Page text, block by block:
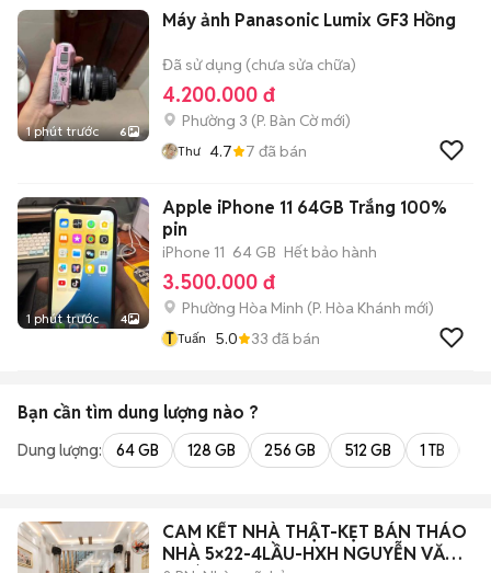
1 phút trước 6
Máy ảnh Panasonic Lumix GF3 Hồng
Đã sử dụng (chưa sửa chữa)
4.200.000 đ
Phường 3 (P. Bàn Cờmới)
Thư 4.7 7 đã bán
1 phút trước 4
Apple iPhone 11 64GB Trắng 100%
pin
iPhone 11 64 GB Hết bảo hành
3.500.000 đ
Phường Hòa Minh (P. Hòa Khánh mới)
T Tuấn 5.0 33 đã bán
Bạn cần tìm dung lượng nào ?
Dung lượng: 64 GB 128 GB 256 GB 512 GB 1 TB
CAM KẾT NHÀ THẬT-KẸT BÁN THÁO
NHÀ 5×22-4LẦU-HXH NGUYỄN VĂN